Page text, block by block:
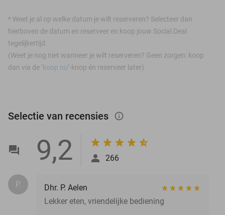
* Weet je al op welke datum je wilt reserveren? Selecteer dan
hierboven de datum en reserveer en koop jouw Social Deal
tegelijkertijd.
(Weet je nog niet wanneer je wilt reserveren? Geen zorgen: koop
dan via de ‘koop nu’-knop én reserveer later)
Selectie van recensies info_outlined
9,2 266
P.
Dhr. P. Aelen
Lekker eten, vriendelijke bediening